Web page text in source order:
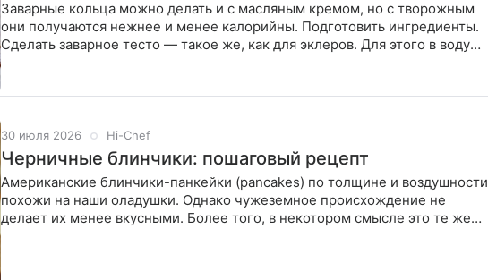
Заварные кольца можно делать и с масляным кремом, но с творожным
они получаются нежнее и менее калорийны. Подготовить ингредиенты.
Сделать заварное тесто — такое же, как для эклеров. Для этого в воду
30 июля 2026 Hi-Chef
Черничные блинчики: пошаговый рецепт
Американские блинчики-панкейки (pancakes) по толщине и воздушности
похожи на наши оладушки. Однако чужеземное происхождение не
делает их менее вкусными. Более того, в некотором смысле это те же